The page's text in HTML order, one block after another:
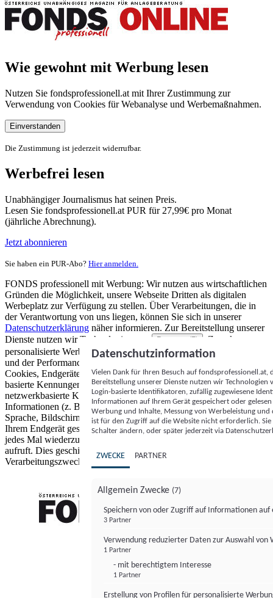
Wie gewohnt mit Werbung lesen
Nutzen Sie fondsprofessionell.at mit Ihrer Zustimmung zur
Verwendung von Cookies für Webanalyse und Werbemaßnahmen.
Einverstanden
Die Zustimmung ist jederzeit widerrufbar.
Werbefrei lesen
Unabhängiger Journalismus hat seinen Preis.
Lesen Sie fondsprofessionell.at PUR für 27,99€ pro Monat
(jährliche Abrechnung).
Jetzt abonnieren
Sie haben ein PUR-Abo? Hier anmelden.
FONDS professionell mit Werbung: Wir nutzen aus wirtschaftlichen
Gründen die Möglichkeit, unsere Webseite Dritten als digitalen
Werbeplatz zur Verfügung zu stellen. Über Verarbeitungen, die in
der Verantwortung von uns liegen, können Sie sich in unserer
Datenschutzerklärung näher informieren. Zur Bereitstellung unserer
Dienste nutzen wir Technologien von
Partnern (5)
. Zwecke:
personalisierte Werbung und Inhalte, Messung von Werbeleistung
und der Performance von Inhalten sowie Zielgruppenforschung.
Cookies, Endgeräte- oder ähnliche Online-Kennungen (z. B. login-
basierte Kennungen, zufällig generierte Kennungen,
netzwerkbasierte Kennungen) können zusammen mit anderen
Informationen (z. B. Browsertyp und Browserinformationen,
Sprache, Bildschirmgröße, unterstützte Technologien usw.) auf
Ihrem Endgerät gespeichert oder von dort ausgelesen werden, um es
jedes Mal wiederzuerkennen, wenn es eine App oder einer Webseite
aufruft. Dies geschieht für einen oder mehrere der hier aufgeführten
Verarbeitungszwecke.
Datenschutzinformation
Vielen Dank für Ihren Besuch auf
Bereitstellung unserer Dienste nutzen wir Technologien
Login-basierte Identifikatoren, zufällig zugewiesene
Informationen auf Ihrem Gerät gespeichert oder
Werbung und Inhalte, Messung von Werbeleistung
ist für den Zugriff auf die Website nicht erforderlich.
Schalter ändern, oder später jederzeit via
ZWECKE PARTNER
Allgemein Zwecke (7)
Speichern von oder Zugriff auf Informationen auf
3 Partner
Verwendung reduzierter Daten zur Auswahl von
1 Partner
- mit berechtigtem Interesse
1 Partner
Erstellung von Profilen für personalisierte
FONDS professionell